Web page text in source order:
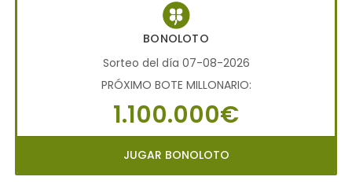
BONOLOTO
Sorteo del día 07-08-2026
PRÓXIMO BOTE MILLONARIO:
1.100.000€
JUGAR BONOLOTO